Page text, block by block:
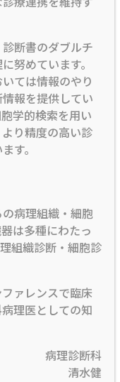
断書のダブルチ
努めています。
ては情報のやり
報を提供してい
学的検索を用い
り精度の高い診
す。
病理組織・細胞
は多種にわたっ
組織診断・細胞診
ァレンスで臨床
理医としての知
病理診断科
清水健